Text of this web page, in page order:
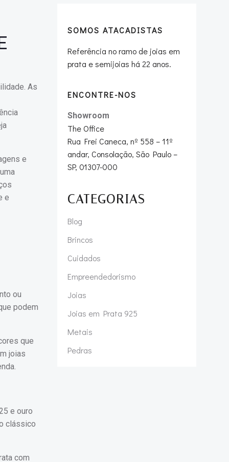
As
e
e
ou
podem
que
joias
e ouro
clássico
com
SOMOS ATACADISTAS
Referência no ramo de joias em
prata e semijoias há 22 anos.
ENCONTRE-NOS
Showroom
The Office
Rua Frei Caneca, nº 558 – 11º
andar, Consolação, São Paulo –
SP, 01307-000
CATEGORIAS
Blog
Brincos
Cuidados
Empreendedorismo
Joias
Joias em Prata 925
Metais
Pedras